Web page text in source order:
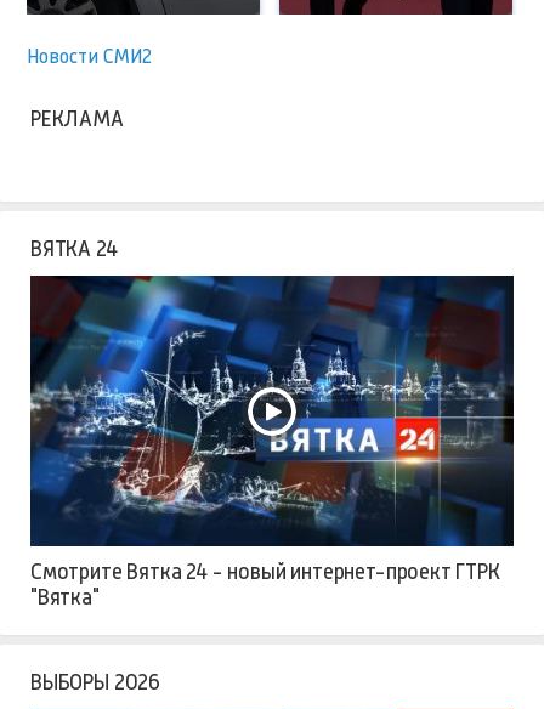
Новости СМИ2
РЕКЛАМА
ВЯТКА 24
Смотрите Вятка 24 - новый интернет-проект ГТРК
"Вятка"
ВЫБОРЫ 2026